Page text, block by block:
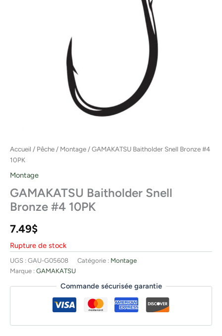
Accueil / Pêche / Montage / GAMAKATSU Baitholder Snell Bronze #4
10PK
Montage
GAMAKATSU Baitholder Snell
Bronze #4 10PK
7.49$
Rupture de stock
UGS : GAU-G05608 Catégorie : Montage
Marque : GAMAKATSU
Commande sécurisée garantie